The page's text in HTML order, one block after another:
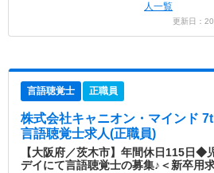
人一覧
更新日：
言語聴覚士 正職員
株式会社キャニオン・マインド
言語聴覚士求人(正職員)
【大阪府／茨木市】年間休日115日◆
デイにて言語聴覚士の募集♪＜新卒用